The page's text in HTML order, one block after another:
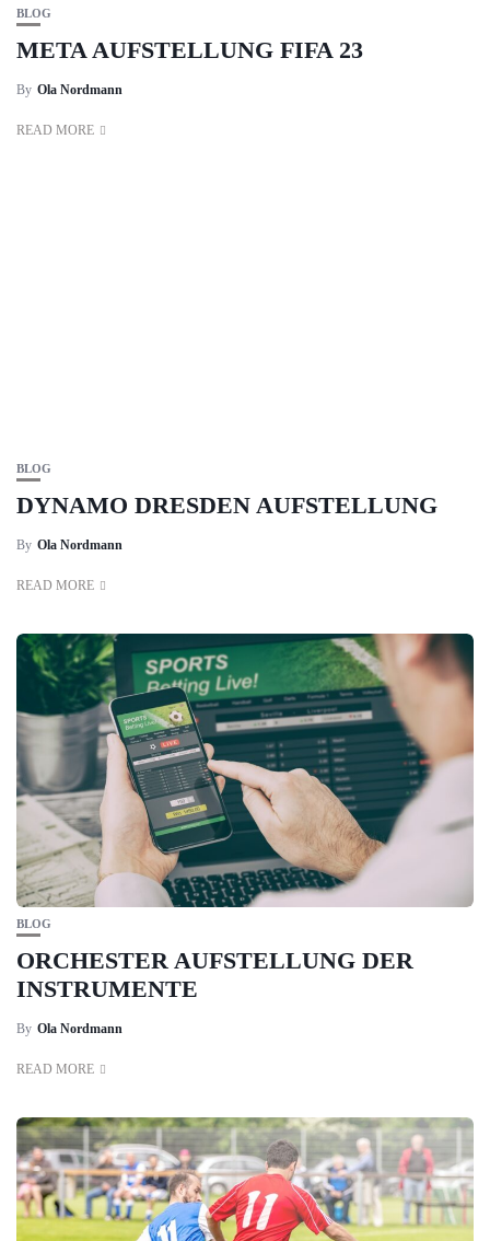
BLOG
META AUFSTELLUNG FIFA 23
By Ola Nordmann
READ MORE
BLOG
DYNAMO DRESDEN AUFSTELLUNG
By Ola Nordmann
READ MORE
BLOG
ORCHESTER AUFSTELLUNG DER
INSTRUMENTE
By Ola Nordmann
READ MORE